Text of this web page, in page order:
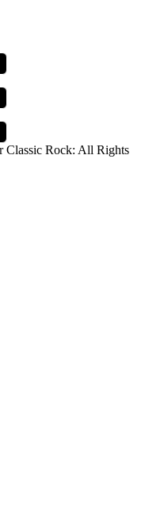
Rock: All Rights